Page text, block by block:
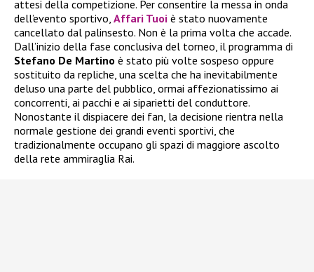
attesi della competizione. Per consentire la messa in onda
dell’evento sportivo, Affari Tuoi è stato nuovamente
cancellato dal palinsesto. Non è la prima volta che accade.
Dall’inizio della fase conclusiva del torneo, il programma di
Stefano De Martino è stato più volte sospeso oppure
sostituito da repliche, una scelta che ha inevitabilmente
deluso una parte del pubblico, ormai affezionatissimo ai
concorrenti, ai pacchi e ai siparietti del conduttore.
Nonostante il dispiacere dei fan, la decisione rientra nella
normale gestione dei grandi eventi sportivi, che
tradizionalmente occupano gli spazi di maggiore ascolto
della rete ammiraglia Rai.